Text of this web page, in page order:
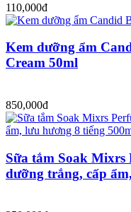
110,000đ
Kem dưỡng ẩm
Cream 50ml
850,000đ
Sữa tắm Soak Mixrs
dưỡng trắng, cấp